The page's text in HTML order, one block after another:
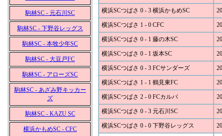
駒林SC - 元石川SC
駒林SC - 下野谷レッグス
駒林SC - 本牧少年SC
駒林SC - 大豆戸FC
駒林SC - アローズSC
駒林SC - あざみ野キッカー
ズ
駒林SC - KAZU SC
横浜かもめSC - CFC
横浜SCつばさ 0 - 3 横浜かもめSC
横浜SCつばさ 1 - 0 CFC
横浜SCつばさ 0 - 1 藤の木SC
横浜SCつばさ 0 - 1 坂本SC
横浜SCつばさ 0 - 3 FCサンダーズ
横浜SCつばさ 1 - 1 鶴見東FC
横浜SCつばさ 2 - 0 FCカルパ
横浜SCつばさ 0 - 3 元石川SC
横浜SCつばさ 0 - 0 下野谷レッグス